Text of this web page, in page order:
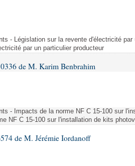
- Législation sur la revente d'électricité
par un particulier producteur
de M. Karim Benbrahim
- Impacts de la norme NF C 15-100 sur
NF C 15-100 sur l'installation de kits
de M. Jérémie Iordanoff